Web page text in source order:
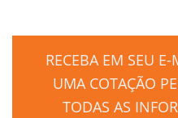
RECEBA EM SEU
UMA COTAÇÃO
TODAS AS